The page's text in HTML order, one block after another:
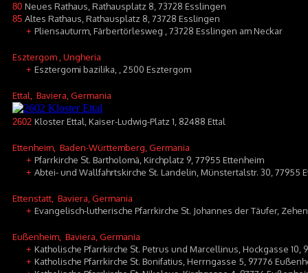
80 Neues Rathaus, Rathausplatz 8, 73728 Esslingen
85 Altes Rathaus, Rathausplatz 8, 73728 Esslingen
+ Pliensauturm, Färbertörlesweg , 73728 Esslingen am Neckar
Esztergom , Ungheria
+ Esztergomi bazilika, , 2500 Esztergom
Ettal , Baviera, Germania
2602 Kloster Ettal, Kaiser-Ludwig-Platz 1, 82488 Ettal
Ettenheim , Baden-Württemberg, Germania
+ Pfarrkirche St. Bartholomä, Kirchplatz 9, 77955 Ettenheim
+ Abtei- und Wallfahrtskirche St. Landelin, Münstertalstr. 30, 77955
Ettenstatt , Baviera, Germania
+ Evangelisch-lutherische Pfarrkirche St. Johannes der Täufer,
Eußenheim , Baviera, Germania
+ Katholische Pfarrkirche St. Petrus und Marcellinus, Hockgasse 10,
+ Katholische Pfarrkirche St. Bonifatius, Herrngasse 5, 97776